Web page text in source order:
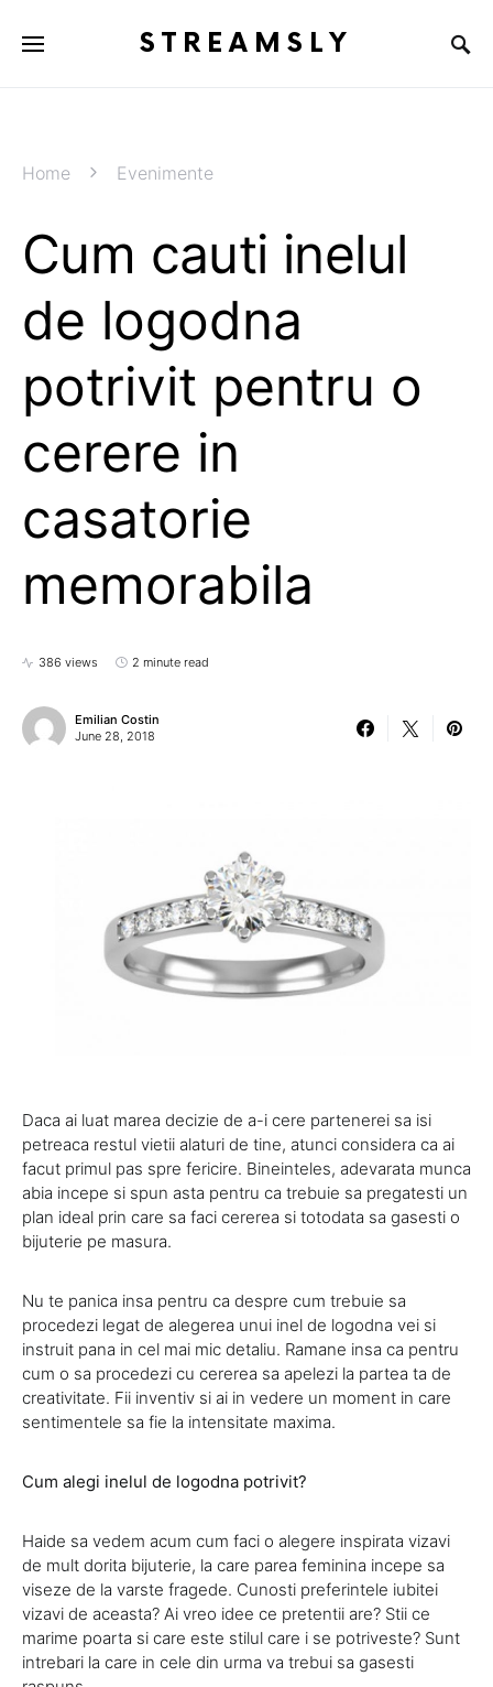
STREAMSLY
Home Evenimente
Cum cauti inelul
de logodna
potrivit pentru o
cerere in
casatorie
memorabila
386 views 2 minute read
Emilian Costin
June 28, 2018
Daca ai luat marea decizie de a-i cere partenerei sa isi
petreaca restul vietii alaturi de tine, atunci considera ca ai
facut primul pas spre fericire. Bineinteles, adevarata munca
abia incepe si spun asta pentru ca trebuie sa pregatesti un
plan ideal prin care sa faci cererea si totodata sa gasesti o
bijuterie pe masura.
Nu te panica insa pentru ca despre cum trebuie sa
procedezi legat de alegerea unui inel de logodna vei si
instruit pana in cel mai mic detaliu. Ramane insa ca pentru
cum o sa procedezi cu cererea sa apelezi la partea ta de
creativitate. Fii inventiv si ai in vedere un moment in care
sentimentele sa fie la intensitate maxima.
Cum alegi inelul de logodna potrivit?
Haide sa vedem acum cum faci o alegere inspirata vizavi
de mult dorita bijuterie, la care parea feminina incepe sa
viseze de la varste fragede. Cunosti preferintele iubitei
vizavi de aceasta? Ai vreo idee ce pretentii are? Stii ce
marime poarta si care este stilul care i se potriveste? Sunt
intrebari la care in cele din urma va trebui sa gasesti